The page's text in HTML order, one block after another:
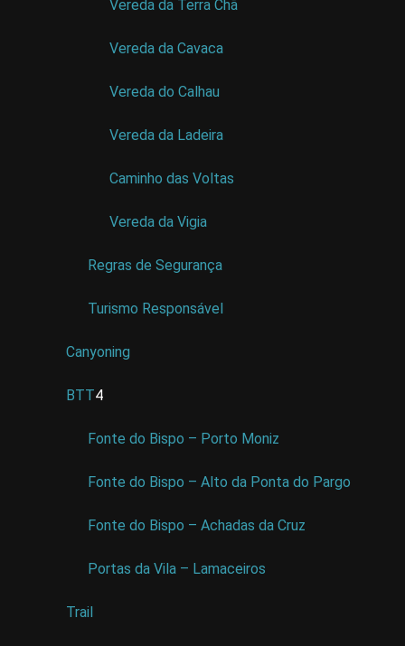
Vereda da Terra Chã
Vereda da Cavaca
Vereda do Calhau
Vereda da Ladeira
Caminho das Voltas
Vereda da Vigia
Regras de Segurança
Turismo Responsável
Canyoning
BTT4
Fonte do Bispo – Porto Moniz
Fonte do Bispo – Alto da Ponta do Pargo
Fonte do Bispo – Achadas da Cruz
Portas da Vila – Lamaceiros
Trail